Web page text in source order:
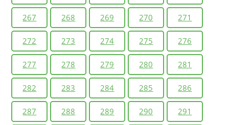
267 268 269 270 271
272 273 274 275 276
277 278 279 280 281
282 283 284 285 286
287 288 289 290 291